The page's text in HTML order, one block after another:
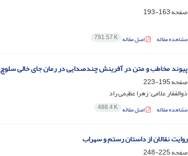
صفحه163-193
مشاهده مقاله اصل مقاله 791.57 K
پیوند مخاطب و متن در آفرینش چندصدایی در رمان جای خالی سلوچ
صفحه195-223
ذوالفقار علامی؛ زهرا عظیمی راد
مشاهده مقاله اصل مقاله 488.4 K
روایت نقالان از داستان رستم و سهراب
صفحه225-248